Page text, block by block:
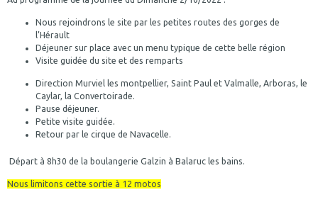
Nous rejoindrons le site par les petites routes des gorges de
l’Hérault
Déjeuner sur place avec un menu typique de cette belle région
Visite guidée du site et des remparts
Direction Murviel les montpellier, Saint Paul et Valmalle, Arboras, le
Caylar, la Convertoirade.
Pause déjeuner.
Petite visite guidée.
Retour par le cirque de Navacelle.
Départ à 8h30 de la boulangerie Galzin à Balaruc les bains.
Nous limitons cette sortie à 12 motos